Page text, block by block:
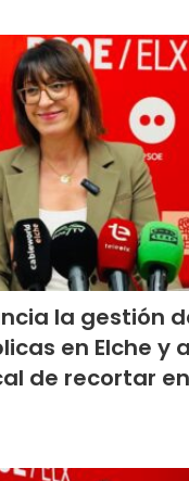
la gestión
en Elche y
de recortar